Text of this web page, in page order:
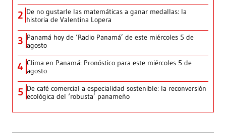
2 De no gustarle las matemáticas a ganar medallas: la
historia de Valentina Lopera
3 Panamá hoy de ‘Radio Panamá’ de este miércoles 5 de
agosto
4 Clima en Panamá: Pronóstico para este miércoles 5 de
agosto
5 De café comercial a especialidad sostenible: la reconversión
ecológica del ‘robusta’ panameño